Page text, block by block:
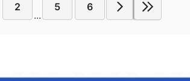
2
...
5 6